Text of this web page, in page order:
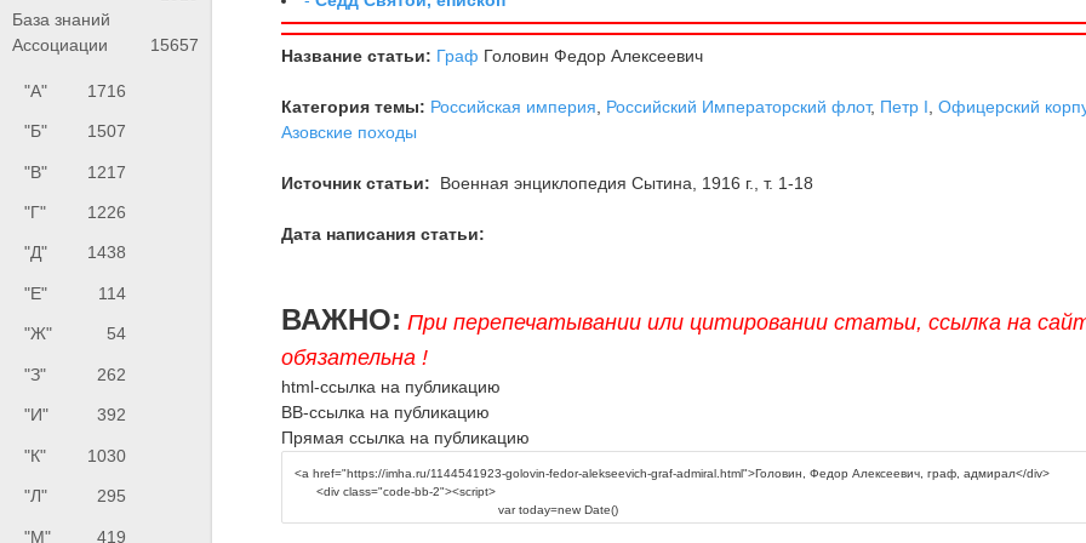
База знаний
Ассоциации
15657
"А" 1716
"Б" 1507
"В" 1217
"Г" 1226
"Д" 1438
"Е" 114
"Ж" 54
"З" 262
"И" 392
"К" 1030
"Л" 295
"М" 419
Название статьи: Граф Головин Федор Алексеевич
Категория темы: Российская империя Российский Императорский флот, Петр I ,Офицерский
Азовские походы
Источник статьи: Военная энциклопедия Сытина, 1916 г., т. 1-18
Дата написания статьи:
ВАЖНО: При перепечатывании или цитировании статьи, ссылка на
обязательна !
html-ссылка на публикацию
BB-ссылка на публикацию
Прямая ссылка на публикацию